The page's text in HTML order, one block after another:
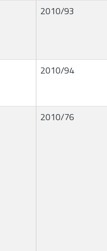
2010/93
2010/94
2010/76